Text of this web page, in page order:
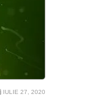
IULIE 27, 2020